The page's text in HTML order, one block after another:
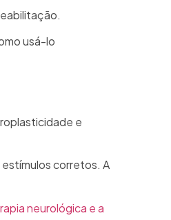
usá-lo
e
corretos. A
neurológica e a